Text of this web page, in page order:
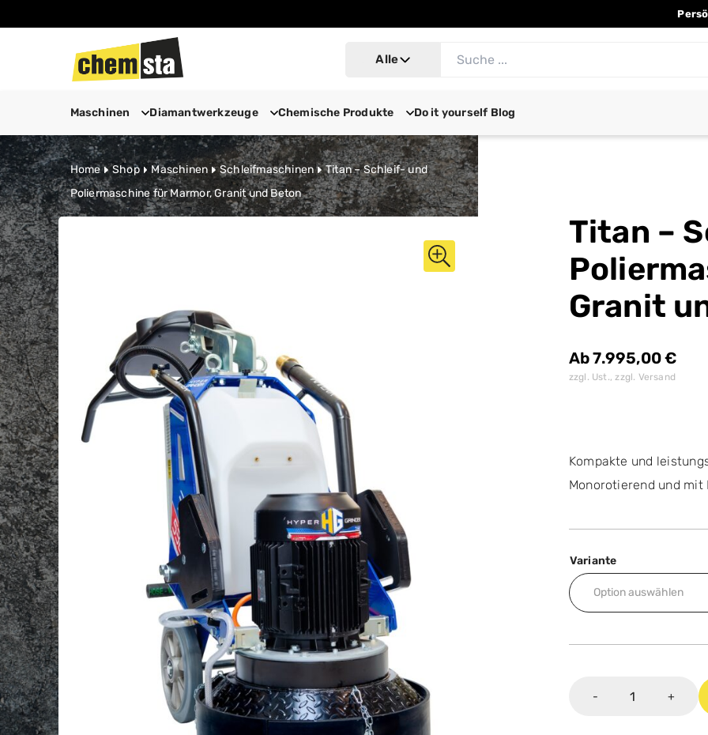
Zum Inhalt springen
Alle
Maschinen Diamantwerkzeuge Chemische Produkte Do it yourself Blog
Home Shop Maschinen Schleifmaschinen
Titan – Schleif- und
Poliermaschine für Marmor, Granit und Beton
Titan –
Granit
Ab7.995,00€
zzgl. Ust., zzgl. Versand
Kompakte und
Monorotierend und
Variante
-
-
+